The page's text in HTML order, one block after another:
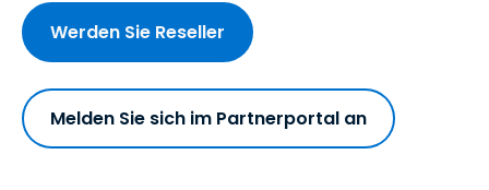
Werden Sie Reseller
Melden Sie sich im Partnerportal an